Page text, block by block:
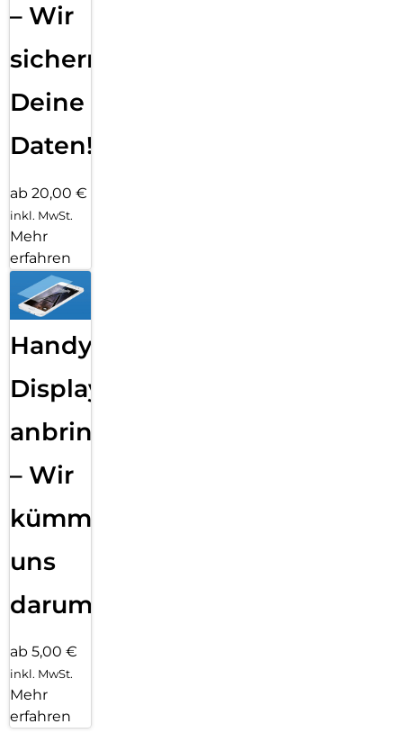
– Wir
sichern
Deine
Daten!
ab 20,00 €
inkl. MwSt.
Mehr
erfahren
Handy
Displayfolie
anbringen
– Wir
kümmern
uns
darum!
ab 5,00 €
inkl. MwSt.
Mehr
erfahren